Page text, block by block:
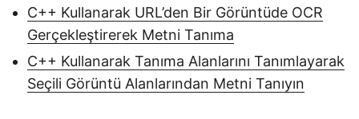
C++ Kullanarak URL’den Bir Görüntüde OCR
Gerçekleştirerek Metni Tanıma
C++ Kullanarak Tanıma Alanlarını Tanımlayarak
Seçili Görüntü Alanlarından Metni Tanıyın